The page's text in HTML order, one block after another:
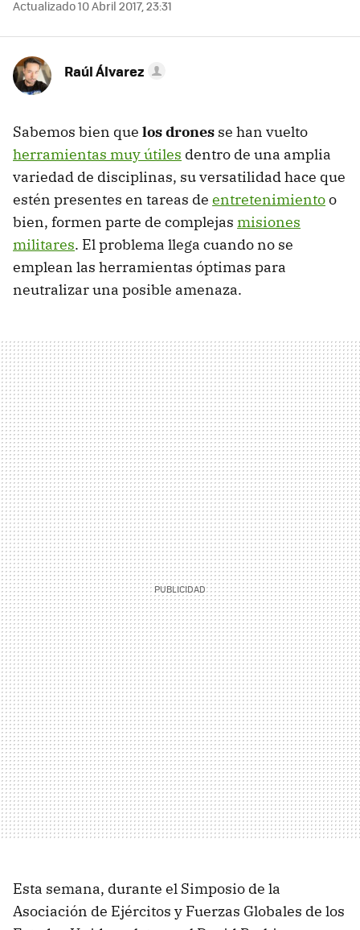
Actualizado 10 Abril 2017, 23:31
Raúl Álvarez
Sabemos bien que los drones se han vuelto
herramientas muy útiles dentro de una amplia
variedad de disciplinas, su versatilidad hace que
estén presentes en tareas de entretenimientoo
bien, formen parte de complejas misiones
militares. El problema llega cuando no se
emplean las herramientas óptimas para
neutralizar una posible amenaza.
Esta semana, durante el Simposio de la
Asociación de Ejércitos y Fuerzas Globales de los